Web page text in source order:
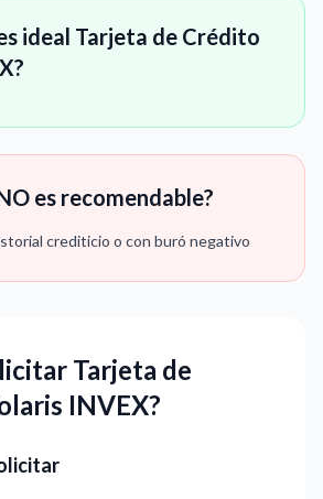
ideal Tarjeta de Crédito
es recomendable?
crediticio o con buró negativo
Tarjeta de
INVEX?